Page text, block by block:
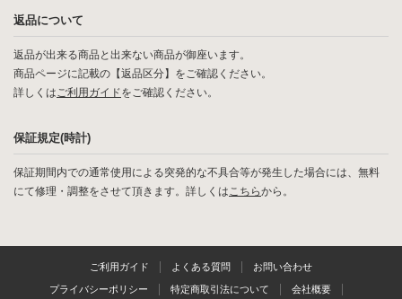
返品について
返品が出来る商品と出来ない商品が御座います。
商品ページに記載の【返品区分】をご確認ください。
詳しくはご利用ガイドをご確認ください。
保証規定(時計)
保証期間内での通常使用による突発的な不具合等が発生した場合には、無料
にて修理・調整をさせて頂きます。詳しくはこちらから。
ご利用ガイド よくある質問 お問い合わせ
プライバシーポリシー 特定商取引法について 会社概要